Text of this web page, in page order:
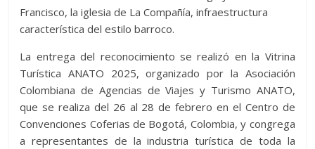
Francisco, la iglesia de La Compañía, infraestructura
característica del estilo barroco.
La entrega del reconocimiento se realizó en la Vitrina
Turística ANATO 2025, organizado por la Asociación
Colombiana de Agencias de Viajes y Turismo ANATO,
que se realiza del 26 al 28 de febrero en el Centro de
Convenciones Coferias de Bogotá, Colombia, y congrega
a representantes de la industria turística de toda la